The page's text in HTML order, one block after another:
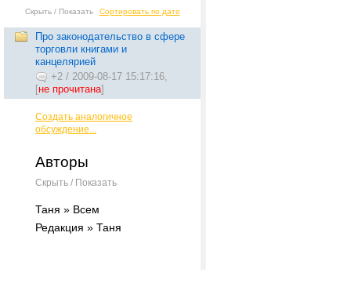
Скрыть / Показать Сортировать по дате
Про законодательство в сфере
торговли книгами и
канцелярией
+2 / 2009-08-17 15:17:16,
[не прочитана]
Создать аналогичное
обсуждение...
Авторы
Скрыть / Показать
Таня » Всем
Редакция » Таня